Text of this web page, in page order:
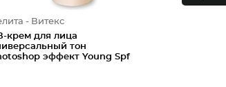
- Витекс
крем для лица
тон
эффект Young Spf